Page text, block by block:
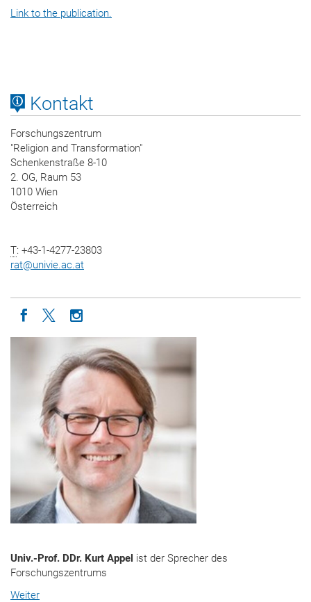
Link to the publication.
Kontakt
Forschungszentrum
"Religion and Transformation"
Schenkenstraße 8-10
2. OG, Raum 53
1010 Wien
Österreich
T: +43-1-4277-23803
rat@univie.ac.at
Icon facebook
Icon twitter
Icon instagram
Univ.-Prof. DDr. Kurt Appel ist der Sprecher des
Forschungszentrums
Weiter